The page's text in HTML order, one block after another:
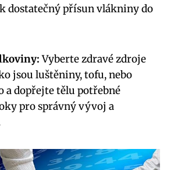
dostatečný přísun ⁣vlákniny do⁤
Vyberte​ zdravé zdroje
jsou luštěniny, tofu, nebo
a⁤ dopřejte tělu potřebné
pro‍ správný vývoj a